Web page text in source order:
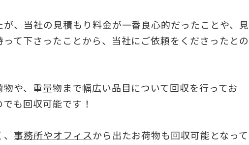
、当社の見積もり料金が一番良心的だったことや、見
て下さったことから、当社にご依頼をくださったとの
や、重量物まで幅広い品目について回収を行ってお
も回収可能です！
、事務所やオフィスから出たお荷物も回収可能となって